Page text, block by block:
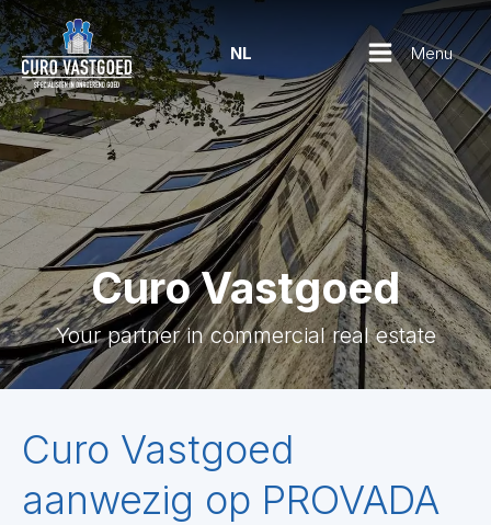
NL Menu
Curo Vastgoed
Your partner in commercial real estate
Curo Vastgoed
aanwezig op PROVADA